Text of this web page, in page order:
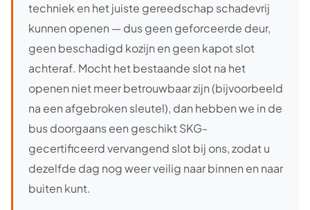
techniek en het juiste gereedschap schadevrij
kunnen openen — dus geen geforceerde deur,
geen beschadigd kozijn en geen kapot slot
achteraf. Mocht het bestaande slot na het
openen niet meer betrouwbaar zijn (bijvoorbeeld
na een afgebroken sleutel), dan hebben we in de
bus doorgaans een geschikt SKG-
gecertificeerd vervangend slot bij ons, zodat u
dezelfde dag nog weer veilig naar binnen en naar
buiten kunt.